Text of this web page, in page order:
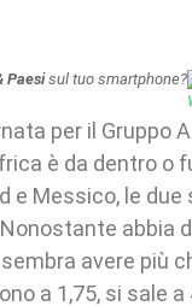
Paesisul tuo smartphone?
per il Gruppo
è da dentro o
e Messico, le
abbia
avere più
a 1,75, si sale a